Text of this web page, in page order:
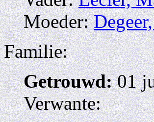
Moeder:
Familie:
Getrouwd:01
Verwante: